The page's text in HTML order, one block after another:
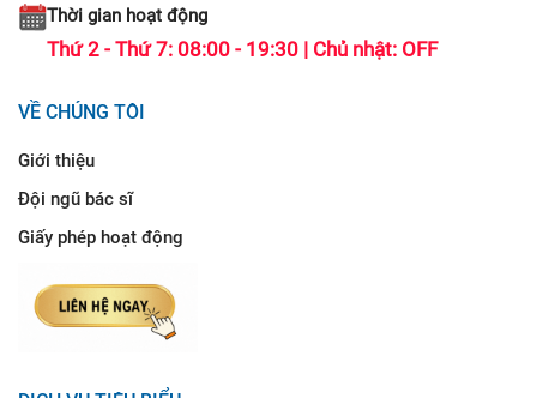
Thời gian hoạt động
Thứ 2 - Thứ 7: 08:00 - 19:30 | Chủ nhật: OFF
VỀ CHÚNG TÔI
Giới thiệu
Đội ngũ bác sĩ
Giấy phép hoạt động